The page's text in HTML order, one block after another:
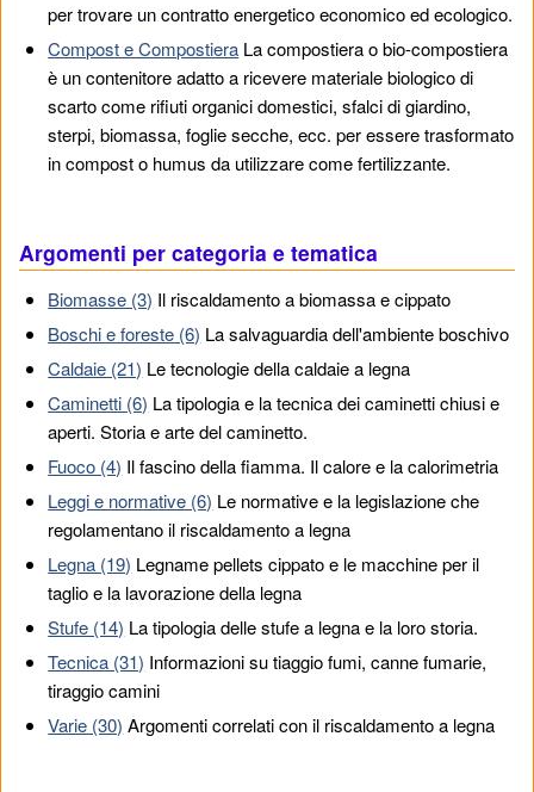
per trovare un contratto energetico economico ed ecologico.
Compost e Compostiera La compostiera o bio-compostiera
è un contenitore adatto a ricevere materiale biologico di
scarto come rifiuti organici domestici, sfalci di giardino,
sterpi, biomassa, foglie secche, ecc. per essere trasformato
in compost o humus da utilizzare come fertilizzante.
Argomenti per categoria e tematica
Biomasse (3) Il riscaldamento a biomassa e cippato
Boschi e foreste (6) La salvaguardia dell'ambiente boschivo
Caldaie (21) Le tecnologie della caldaie a legna
Caminetti (6) La tipologia e la tecnica dei caminetti chiusi e
aperti. Storia e arte del caminetto.
Fuoco (4) Il fascino della fiamma. Il calore e la calorimetria
Leggi e normative (6) Le normative e la legislazione che
regolamentano il riscaldamento a legna
Legna (19) Legname pellets cippato e le macchine per il
taglio e la lavorazione della legna
Stufe (14) La tipologia delle stufe a legna e la loro storia.
Tecnica (31) Informazioni su tiaggio fumi, canne fumarie,
tiraggio camini
Varie (30) Argomenti correlati con il riscaldamento a legna